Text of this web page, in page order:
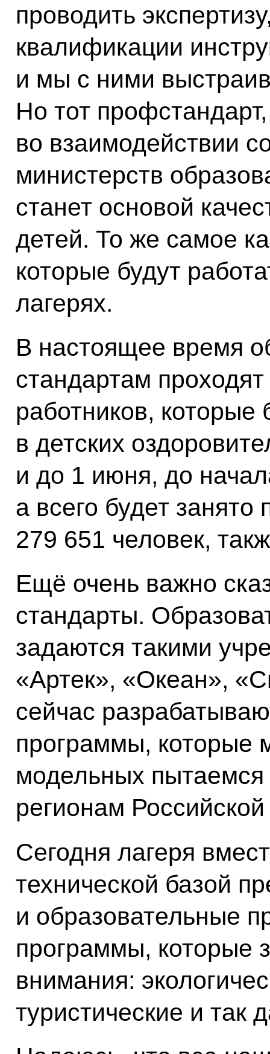
проводить
квалификации
и мы с ними
Но тот
во взаимодействии
министерств
станет основой
детей. То же самое
которые будут
лагерях.
В настоящее время
стандартам
работников, которые
в детских
и до 1 июня, до
а всего будет занято
279 651 человек,
Ещё очень важно
стандарты.
задаются такими
«Артек», «Океан»,
сейчас
программы, которые
модельных пытаемся
регионам
Сегодня лагеря
технической базой
и образовательные
программы, которые
внимания:
туристические и так